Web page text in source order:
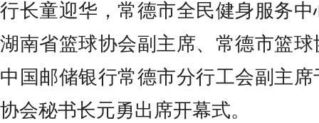
行长童迎华，常德市全民健身服务
湖南省篮球协会副主席、常德市篮
中国邮储银行常德市分行工会副主
协会秘书长元勇出席开幕式。